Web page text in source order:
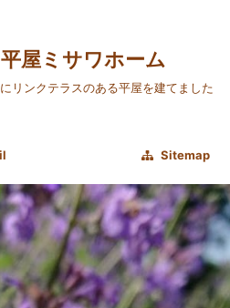
屋ミサワホーム
リンクテラスのある平屋を建てました
Sitemap